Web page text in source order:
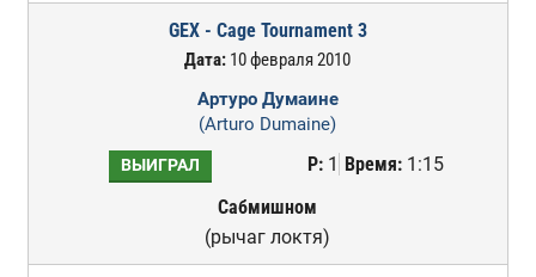
GEX - Cage Tournament 3
Дата: 10 февраля 2010
Артуро Думаине
(Arturo Dumaine)
ВЫИГРАЛ Р:1 Время:1:15
Сабмишном
(рычаг локтя)